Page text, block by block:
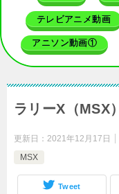
テレビアニメ動画
アニソン動画①
ラリーX（MSX）
更新日： 2021年12月17日
MSX
Tweet